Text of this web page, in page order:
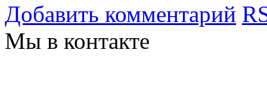
Добавить комментарий
Мы в контакте